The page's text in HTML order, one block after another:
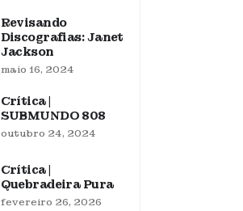
Revisando
Discografias: Janet
Jackson
maio 16, 2024
Crítica |
SUBMUNDO 808
outubro 24, 2024
Crítica |
Quebradeira Pura
fevereiro 26, 2026